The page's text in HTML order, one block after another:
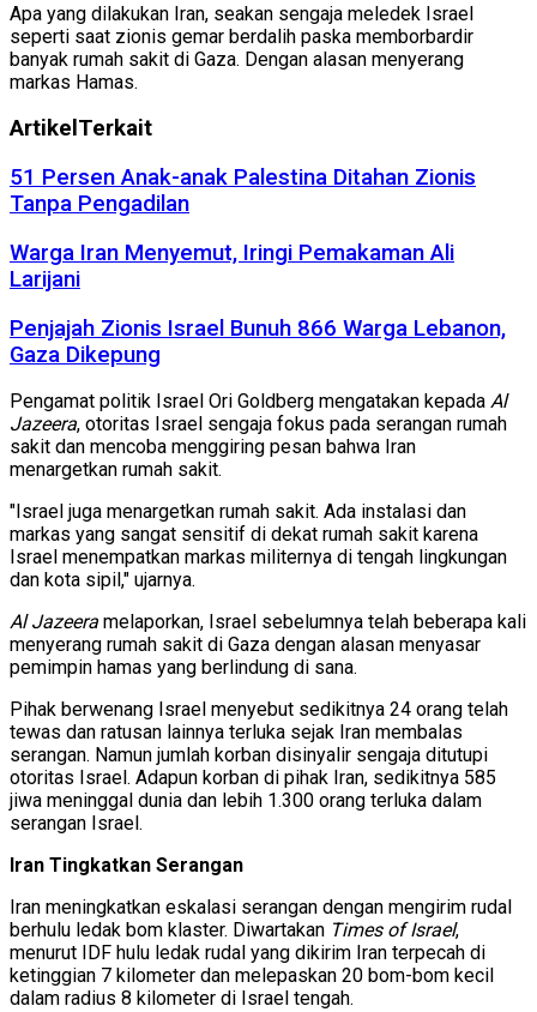
Apa yang dilakukan Iran, seakan sengaja meledek Israel
seperti saat zionis gemar berdalih paska memborbardir
banyak rumah sakit di Gaza. Dengan alasan menyerang
markas Hamas.
Artikel Terkait
51 Persen Anak-anak Palestina Ditahan Zionis
Tanpa Pengadilan
Warga Iran Menyemut, Iringi Pemakaman Ali
Larijani
Penjajah Zionis Israel Bunuh 866 Warga Lebanon,
Gaza Dikepung
Pengamat politik Israel Ori Goldberg mengatakan kepada Al
Jazeera, otoritas Israel sengaja fokus pada serangan rumah
sakit dan mencoba menggiring pesan bahwa Iran
menargetkan rumah sakit.
"Israel juga menargetkan rumah sakit. Ada instalasi dan
markas yang sangat sensitif di dekat rumah sakit karena
Israel menempatkan markas militernya di tengah lingkungan
dan kota sipil," ujarnya.
Al Jazeera melaporkan, Israel sebelumnya telah beberapa kali
menyerang rumah sakit di Gaza dengan alasan menyasar
pemimpin hamas yang berlindung di sana.
Pihak berwenang Israel menyebut sedikitnya 24 orang telah
tewas dan ratusan lainnya terluka sejak Iran membalas
serangan. Namun jumlah korban disinyalir sengaja ditutupi
otoritas Israel. Adapun korban di pihak Iran, sedikitnya 585
jiwa meninggal dunia dan lebih 1.300 orang terluka dalam
serangan Israel.
Iran Tingkatkan Serangan
Iran meningkatkan eskalasi serangan dengan mengirim rudal
berhulu ledak bom klaster. Diwartakan Times of Israel,
menurut IDF hulu ledak rudal yang dikirim Iran terpecah di
ketinggian 7 kilometer dan melepaskan 20 bom-bom kecil
dalam radius 8 kilometer di Israel tengah.